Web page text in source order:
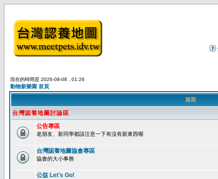
現在的時間是 2026-08-08 , 01:26
動物新樂園 首頁
版面
台灣認養地圖討論區
公告專區
老朋友、新同學都該注意一下有沒有新東西喔
台灣認養地圖協會專區
協會的大小事務
公益 Let's Go!